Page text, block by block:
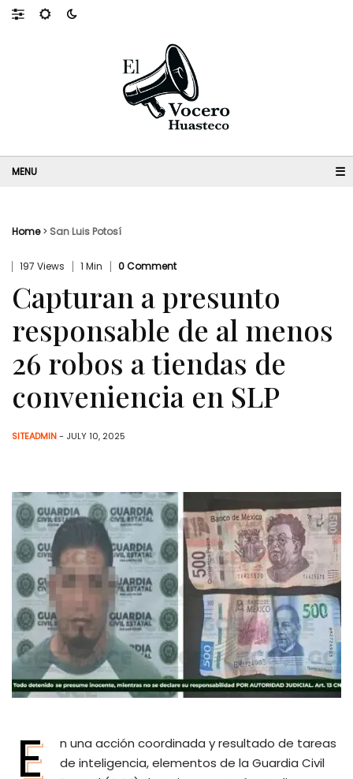
☰
Home> San Luis Potosí
197 Views 1 Min 0 Comment
Capturan a presunto
responsable de al menos
26 robos a tiendas de
conveniencia en SLP
SITEADMIN- JULY 10, 2025
E
n una acción coordinada y resultado de tareas
de inteligencia, elementos de la Guardia Civil